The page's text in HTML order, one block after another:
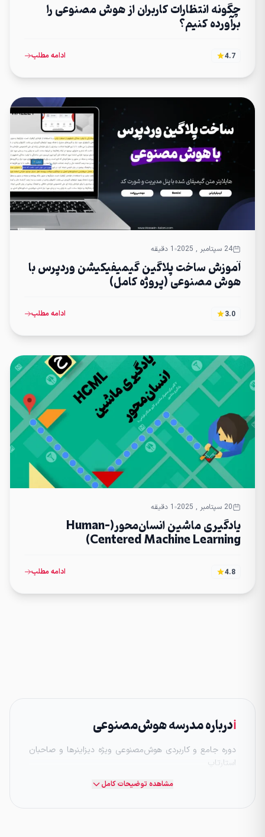
چگونه انتظارات کاربران از هوش مصنوعی را
برآورده کنیم؟
4.7 ادامه مطلب
24 سپتامبر , 2025 1 دقیقه
آموزش ساخت پلاگین گیمیفیکیشن وردپرس با
هوش مصنوعی (پروژه کامل)
3.0 ادامه مطلب
20 سپتامبر , 2025 1 دقیقه
یادگیری ماشین انسان‌محور(Human-
Centered Machine Learning)
4.8 ادامه مطلب
ℹ️درباره مدرسه هوش‌مصنوعی
دوره جامع و کاربردی هوش‌مصنوعی ویژه دیزاینرها و صاحبان
استارتاپ
مشاهده توضیحات کامل